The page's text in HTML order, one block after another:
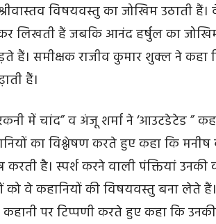
विषयवस्तु का जोखिम उठाती
लिखती हैं जबकि आनंद हर्षुल का जोखिम
हैं। समीक्षक राजीव कुमार शुक्ल ने कहा
हैं।
में चांद” व अंजू शर्मा ने ‘आउटडेटेड ”
का विश्लेषण करते हुए कहा कि मनीष
करती है। स्पर्श करने वाली पंक्तियां
को वे कहानियों की विषयवस्तु बना लेते हैं।
पर टिप्पणी करते हुए कहा कि उनकी